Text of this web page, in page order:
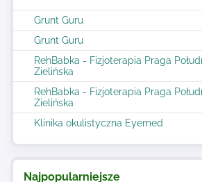
Grunt Guru
Grunt Guru
RehBabka - Fizjoterapia Praga
Zielińska
RehBabka - Fizjoterapia Praga
Zielińska
Klinika okulistyczna Eyemed
Najpopularniejsze